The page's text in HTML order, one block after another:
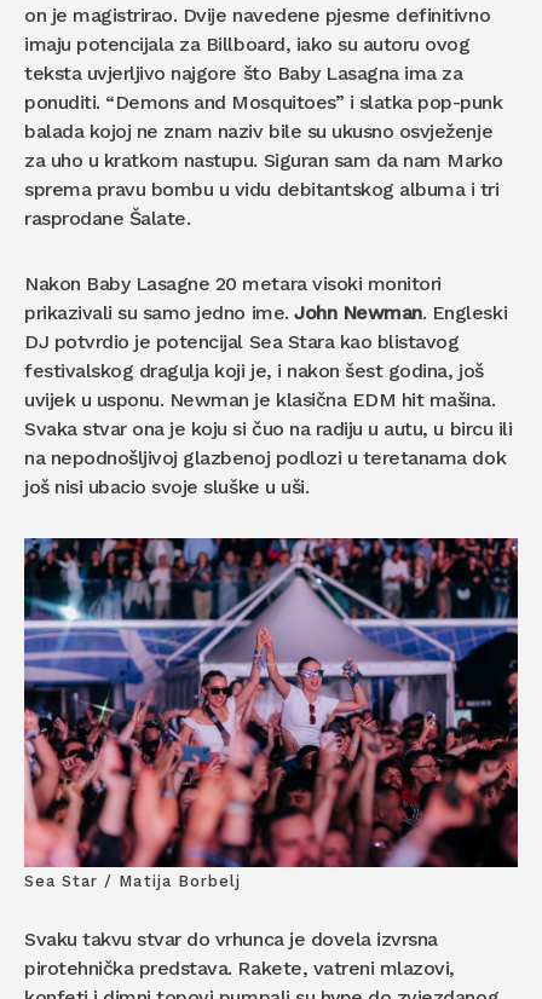
on je magistrirao. Dvije navedene pjesme definitivno
imaju potencijala za Billboard, iako su autoru ovog
teksta uvjerljivo najgore što Baby Lasagna ima za
ponuditi. “Demons and Mosquitoes” i slatka pop-punk
balada kojoj ne znam naziv bile su ukusno osvježenje
za uho u kratkom nastupu. Siguran sam da nam Marko
sprema pravu bombu u vidu debitantskog albuma i tri
rasprodane Šalate.
Nakon Baby Lasagne 20 metara visoki monitori
prikazivali su samo jedno ime.John Newman. Engleski
DJ potvrdio je potencijal Sea Stara kao blistavog
festivalskog dragulja koji je, i nakon šest godina, još
uvijek u usponu. Newman je klasična EDM hit mašina.
Svaka stvar ona je koju si čuo na radiju u autu, u bircu ili
na nepodnošljivoj glazbenoj podlozi u teretanama dok
još nisi ubacio svoje sluške u uši.
Sea Star / Matija Borbelj
Svaku takvu stvar do vrhunca je dovela izvrsna
pirotehnička predstava. Rakete, vatreni mlazovi,